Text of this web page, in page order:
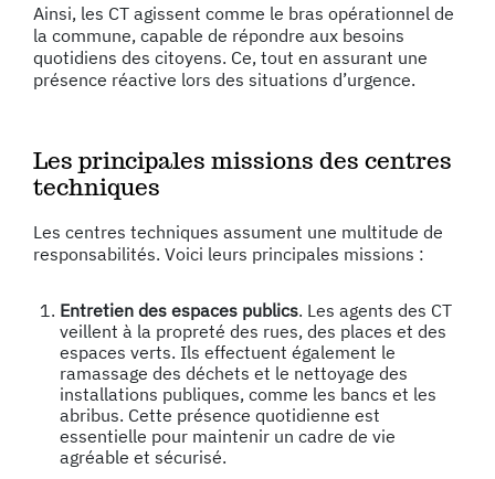
Ainsi, les CT agissent comme le bras opérationnel de
la commune, capable de répondre aux besoins
quotidiens des citoyens. Ce, tout en assurant une
présence réactive lors des situations d’urgence.
Les principales missions des centres
techniques
Les centres techniques assument une multitude de
responsabilités. Voici leurs principales missions :
Entretien des espaces publics. Les agents des CT
veillent à la propreté des rues, des places et des
espaces verts. Ils effectuent également le
ramassage des déchets et le nettoyage des
installations publiques, comme les bancs et les
abribus. Cette présence quotidienne est
essentielle pour maintenir un cadre de vie
agréable et sécurisé.